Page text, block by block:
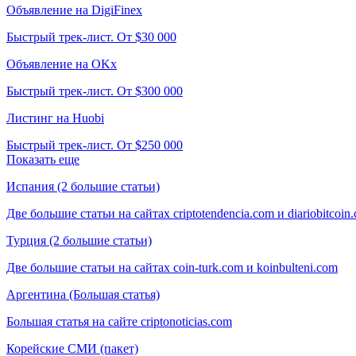
Объявление на DigiFinex
Быстрый трек-лист. От $30 000
Объявление на OKx
Быстрый трек-лист. От $300 000
Листинг на Huobi
Быстрый трек-лист. От $250 000
Показать еще
Испания (2 большие статьи)
Две большие статьи на сайтах criptotendencia.com и
Турция (2 большие статьи)
Две большие статьи на сайтах coin-turk.com и koinbulteni.com
Аргентина (Большая статья)
Большая статья на сайте criptonoticias.com
Корейские СМИ (пакет)